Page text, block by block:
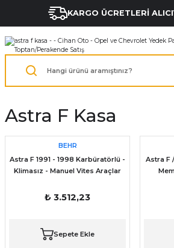
KARGO ÜCRETLERİ
Astra F Kasa
BEHR
Astra F 1991 - 1998 Karbüratörlü -
Klimasız - Manuel Vites Araçlar
₺ 3.512,23
Sepete Ekle
Astra F